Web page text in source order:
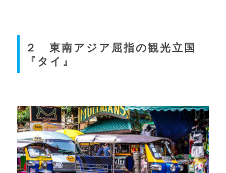
２ 東南アジア屈指の観光立国
『タイ』